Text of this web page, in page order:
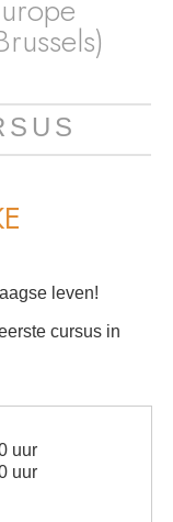
leven!
cursus in
uur
uur